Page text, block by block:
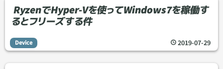
2019-07-29
RyzenでHyper-Vを使ってWindows7を稼働す
るとフリーズする件
Device